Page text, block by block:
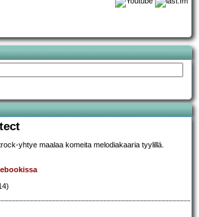
yhtye maalaa komeita melodiakaaria tyylillä.